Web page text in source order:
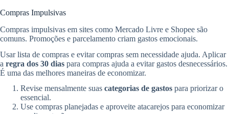
Compras Impulsivas
Compras impulsivas em sites como Mercado Livre e Shopee são
comuns. Promoções e parcelamento criam gastos emocionais.
Usar lista de compras e evitar compras sem necessidade ajuda. Aplicar
a regra dos 30 dias para compras ajuda a evitar gastos desnecessários.
É uma das melhores maneiras de economizar.
Revise mensalmente suas categorias de gastos para priorizar o
essencial.
Use compras planejadas e aproveite atacarejos para economizar